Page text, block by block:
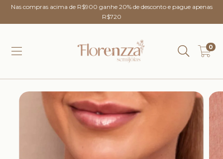
Nas compras acima de R$900 ganhe 20% de desconto e pague apenas
R$720
0